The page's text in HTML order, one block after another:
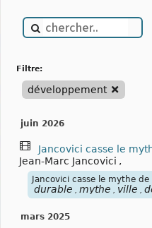
filtre:
développement
juin 2026
Jancovici casse le
Jean-Marc Jancovici ,
Jancovici casse le mythe
durable mythe ville
mars 2025